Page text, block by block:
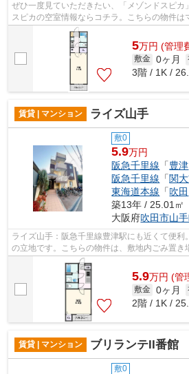
ぜひ一度見ていただきたい、「メゾンドスピカ
スピカの空室情報ならコチラ。こちらの物件は
骨造りで耐震性が強い物件です。ミラ...
5万円 (管理
敷金 0ヶ月
3階 / 1K /
賃貸 | マンション ライズ山手
敷0
5.9万円
阪急千里線 「豊津
阪急千里線 「関
東海道本線 「吹田
築13年 / 25.01㎡
大阪府吹田市山
ライズ山手：阪急千里線豊津駅にも近くて便利
の立地です。こちらの物件は、敷地内ごみ置き
クリートで作られた物件は耐火性が非...
5.9万円 (管
敷金 0ヶ月
2階 / 1K /
賃貸 | マンション ブリランテII番館
敷0